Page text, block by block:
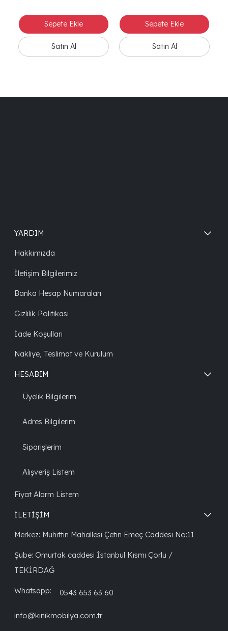
YARDIM
Hakkımızda
İletişim Bilgilerimiz
Banka Hesap Numaraları
Gizlilik Politikası
İade Koşulları
Nakliye, Teslimat ve Kurulum
HESABIM
Üyelik Bilgilerim
Adres Bilgilerim
Siparişlerim
Alışveriş Listem
Fiyat Alarm Listem
İLETİŞİM
Merkez: Muhittin Mahallesi Çetin Emeç Caddesi No:11
Şube: Omurtak caddesi İstanbul Kısmı Çorlu /
TEKİRDAĞ
Whatsapp: 0543 653 63 60
info@kinikmobilya.com.tr